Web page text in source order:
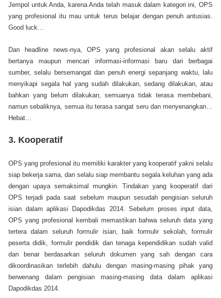
Jempol untuk Anda, karena Anda telah masuk dalam kategori ini, OPS
yang profesional itu mau untuk terus belajar dengan penuh antusias.
Good luck…
Dan headline news-nya, OPS yang profesional akan selalu aktif
bertanya maupun mencari informasi-informasi baru dari berbagai
sumber, selalu bersemangat dan penuh energi sepanjang waktu, lalu
menyikapi segala hal yang sudah dilakukan, sedang dilakukan, atau
bahkan yang belum dilakukan, semuanya tidak terasa membebani,
namun sebaliknya, semua itu terasa sangat seru dan menyenangkan…
Hebat…
3. Kooperatif
OPS yang profesional itu memiliki karakter yang kooperatif yakni selalu
siap bekerja sama, dan selalu siap membantu segala keluhan yang ada
dengan upaya semaksimal mungkin. Tindakan yang kooperatif dari
OPS terjadi pada saat sebelum maupun sesudah pengisian seluruh
isian dalam aplikasi Dapodikdas 2014. Sebelum proses input data,
OPS yang profesional kembali memastikan bahwa seluruh data yang
tertera dalam seluruh formulir isian, baik formulir sekolah, formulir
peserta didik, formulir pendidik dan tenaga kependidikan sudah valid
dan benar berdasarkan seluruh dokumen yang sah dengan cara
dikoordinasikan terlebih dahulu dengan masing-masing pihak yang
berwenang dalam pengisian masing-masing data dalam aplikasi
Dapodikdas 2014.